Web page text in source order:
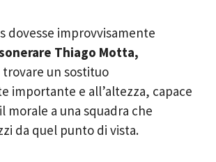
dovesse improvvisamente
Thiago Motta,
un sostituo
importante e all’altezza, capace
morale a una squadra che
da quel punto di vista.